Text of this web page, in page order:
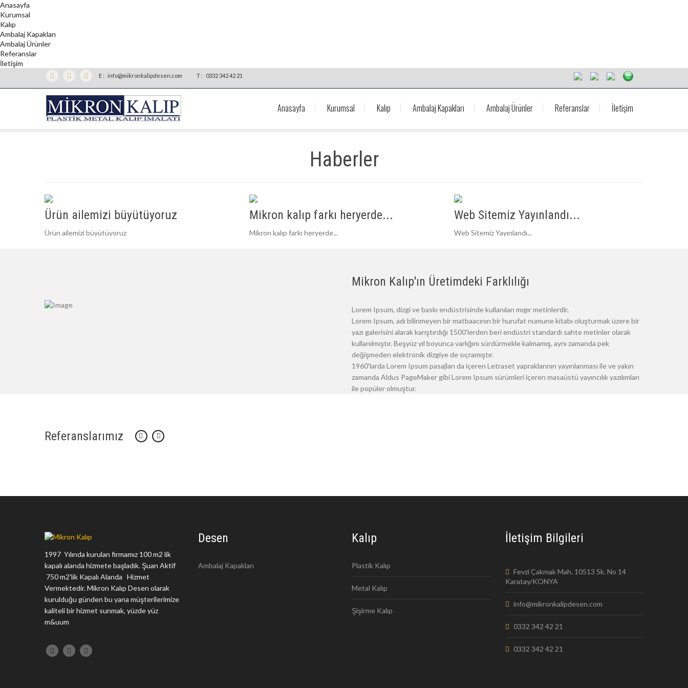
Anasayfa
Kurumsal
Kalıp
Ambalaj Kapakları
Ambalaj Ürünler
Referanslar
İletişim
E : info@mikronkalipdesen.com T : 0332 342 42 21
Anasayfa Kurumsal Kalıp Ambalaj Kapakları Ambalaj Ürünler Referanslar İletişim
Haberler
Ürün ailemizi büyütüyoruz
Ürün ailemizi büyütüyoruz
Mikron kalıp farkı heryerde...
Mikron kalıp farkı heryerde...
Web Sitemiz Yayınlandı...
Web Sitemiz Yayınlandı...
Mikron Kalıp'ın Üretimdeki Farklılığı
Lorem Ipsum, dizgi ve baskı endüstrisinde kullanılan mıgır metinlerdir.
Lorem Ipsum, adı bilinmeyen bir matbaacının bir hurufat numune kitabı oluşturmak üzere bir
yazı galerisini alarak karıştırdığı 1500'lerden beri endüstri standardı sahte metinler olarak
kullanılmıştır. Beşyüz yıl boyunca varlığını sürdürmekle kalmamış, aynı zamanda pek
değişmeden elektronik dizgiye de sıçramıştır.
1960'larda Lorem Ipsum pasajları da içeren Letraset yapraklarının yayınlanması ile ve yakın
zamanda Aldus PageMaker gibi Lorem Ipsum sürümleri içeren masaüstü yayıncılık yazılımları
ile popüler olmuştur.
Referanslarımız
1997 Yılında kurulan firmamız 100 m2 lik
kapalı alanda hizmete başladık. Şuan Aktif
750 m2'lik Kapalı Alanda Hizmet
Vermektedir. Mikron Kalıp Desen olarak
kurulduğu günden bu yana müşterilerimize
kaliteli bir hizmet sunmak, yüzde yüz
m&uum
Desen
Ambalaj Kapakları
Kalıp
Plastik Kalıp
Metal Kalıp
Şişirme Kalıp
İletişim Bilgileri
Fevzi Çakmak Mah. 10513 Sk. No 14
Karatay/KONYA
info@mikronkalipdesen.com
0332 342 42 21
0332 342 42 21